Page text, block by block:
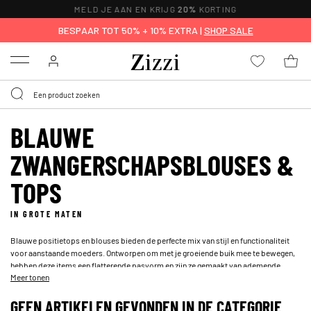
MELD JE AAN EN KRIJG 20% KORTING
BESPAAR TOT 50% + 10% EXTRA | SHOP SALE
Menu
BLAUWE
ZWANGERSCHAPSBLOUSES &
TOPS
IN GROTE MATEN
Blauwe positietops en blouses bieden de perfecte mix van stijl en functionaliteit
voor aanstaande moeders. Ontworpen om met je groeiende buik mee te bewegen,
hebben deze items een flatterende pasvorm en zijn ze gemaakt van ademende,
rekbare stoffen voor optimaal comfort, de hele dag door. Of je nu op zoek bent naar
essentials combineren moeiteloos functionaliteit met een tijdloze uitstraling.
Meer tonen
GEEN ARTIKELEN GEVONDEN IN DE CATEGORIE